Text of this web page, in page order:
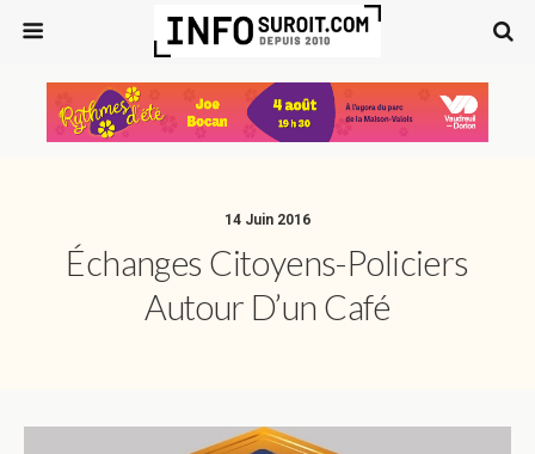
14 Juin 2016
Échanges Citoyens-Policiers
Autour D’un Café